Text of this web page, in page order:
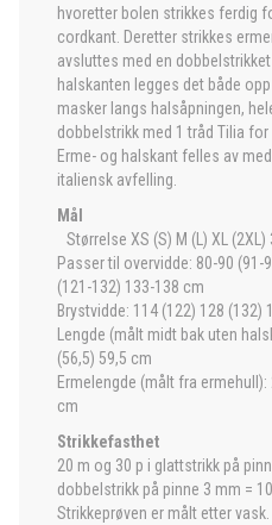
hvoretter bolen strikkes ferdig
cordkant. Deretter strikkes
avsluttes med en
halskanten legges det både
masker langs halsåpningen,
dobbelstrikk med 1 tråd Tilia for
Erme- og halskant felles av
italiensk avfelling.
Mål
Størrelse XS (S) M (L) XL (2XL)
Passer til overvidde: 80-90 (91-
(121-132) 133-138 cm
Brystvidde: 114 (122) 128 (132)
Lengde (målt midt bak uten
(56,5) 59,5 cm
Ermelengde (målt fra ermehull):
cm
Strikkefasthet
20 m og 30 p i glattstrikk på
dobbelstrikk på pinne 3 mm =
Strikkeprøven er målt etter vask.